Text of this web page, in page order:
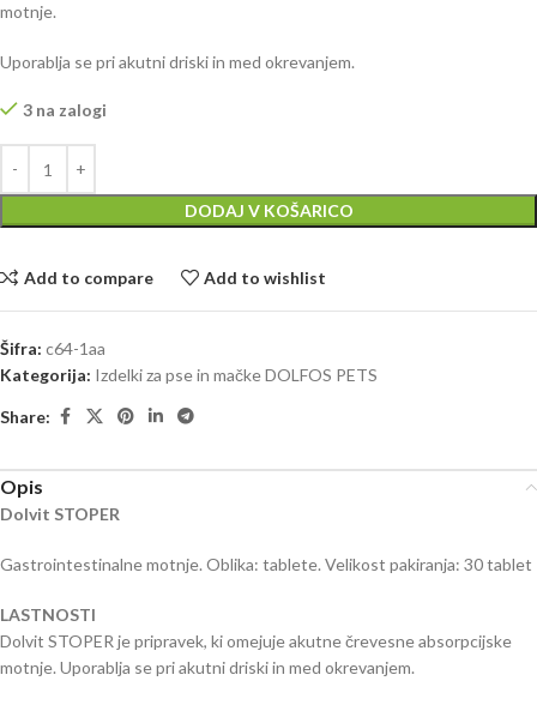
motnje.
Uporablja se pri akutni driski in med okrevanjem.
3 na zalogi
DODAJ V KOŠARICO
Add to compare Add to wishlist
Šifra: c64-1aa
Kategorija: Izdelki za pse in mačke DOLFOS PETS
Share:
Opis
Dolvit STOPER
Gastrointestinalne motnje. Oblika: tablete. Velikost pakiranja: 30 tablet
LASTNOSTI
Dolvit STOPER je pripravek, ki omejuje akutne črevesne absorpcijske
motnje. Uporablja se pri akutni driski in med okrevanjem.